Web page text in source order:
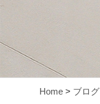
Home > ブログ